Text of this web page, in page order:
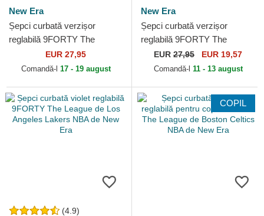
New Era
Șepci curbată verzișor
reglabilă 9FORTY The
League de Milwaukee Bucks
NBA de New Era
EUR 27,95
Comandă-l 17 - 19 august
New Era
Șepci curbată verzișor
reglabilă 9FORTY The
League de Boston Celtics
NBA de New Era
EUR 27,95 EUR 19,57
Comandă-l 11 - 13 august
(4.9)
COPIL